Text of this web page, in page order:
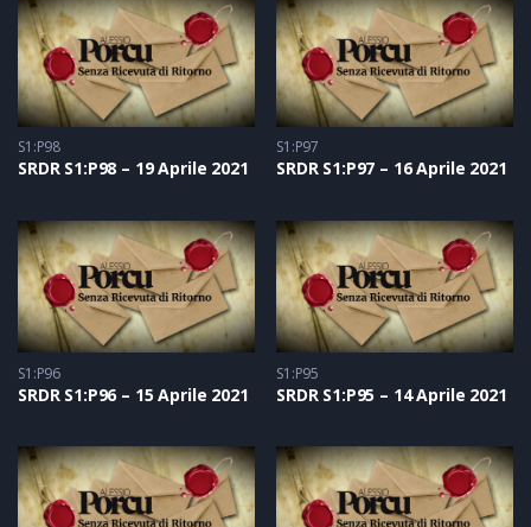
S1:P98
SRDR S1:P98 – 19 Aprile 2021
S1:P97
SRDR S1:P97 – 16 Aprile 2021
S1:P96
SRDR S1:P96 – 15 Aprile 2021
S1:P95
SRDR S1:P95 – 14 Aprile 2021